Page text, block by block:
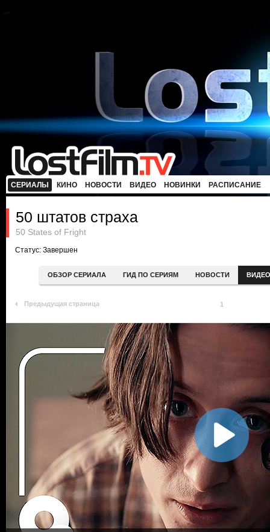
СЕРИАЛЫ КИНО НОВОСТИ ВИДЕО НОВИНКИ РАСПИСАНИЕ
50 штатов страха
50 States of Fright
Статус: Завершен
ОБЗОР СЕРИАЛА ГИД ПО СЕРИЯМ НОВОСТИ ВИДЕО
Предыдущая страница 1